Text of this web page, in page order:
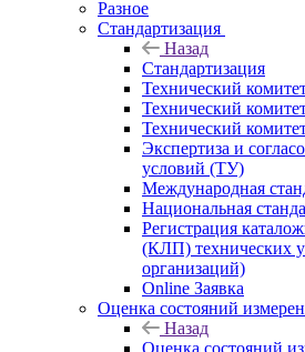
Разное
Стандартизация
Назад
Стандартизация
Технический
Технический
Технический
Экспертиза и
условий (ТУ)
Международная
Национальная
Регистрация
(КЛП) технических
организаций)
Online Заявка
Оценка состояний
Назад
Оценка состояний